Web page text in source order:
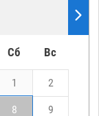
Сб Вс
1 2
8 9